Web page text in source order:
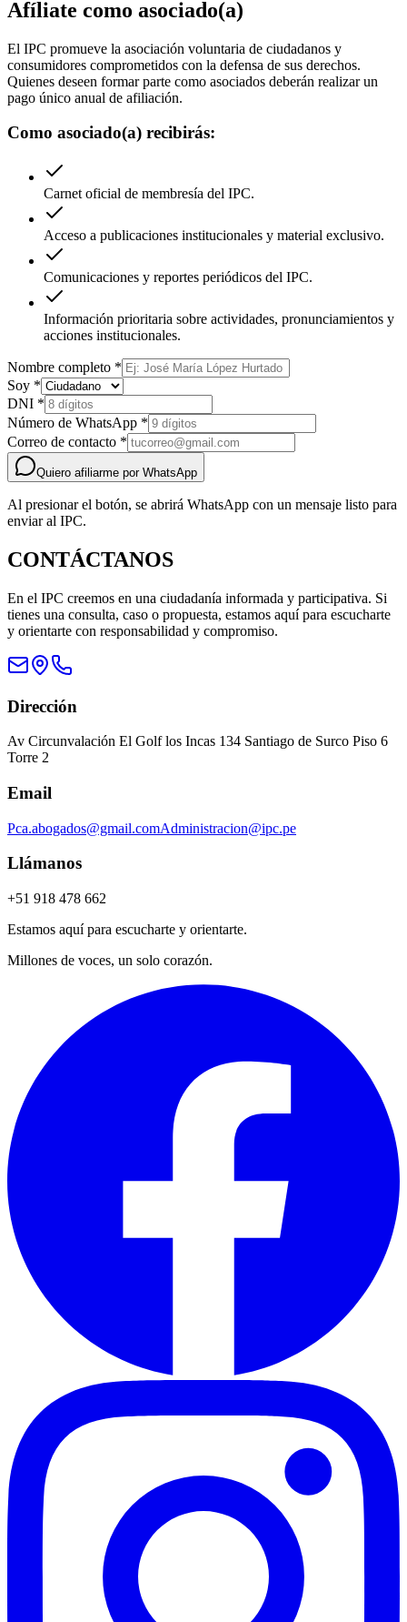
Afíliate como asociado(a)
El IPC promueve la asociación voluntaria de ciudadanos y
consumidores comprometidos con la defensa de sus derechos.
Quienes deseen formar parte como asociados deberán realizar un
pago único anual de afiliación.
Como asociado(a) recibirás:
Carnet oficial de membresía del IPC.
Acceso a publicaciones institucionales y material exclusivo.
Comunicaciones y reportes periódicos del IPC.
Información prioritaria sobre actividades, pronunciamientos y
acciones institucionales.
Nombre completo *
Soy *
DNI *
Número de WhatsApp *
Correo de contacto *
Quiero afiliarme por WhatsApp
Al presionar el botón, se abrirá WhatsApp con un mensaje listo para
enviar al IPC.
CONTÁCTANOS
En el IPC creemos en una ciudadanía informada y participativa. Si
tienes una consulta, caso o propuesta, estamos aquí para escucharte
y orientarte con responsabilidad y compromiso.
Dirección
Av Circunvalación El Golf los Incas 134 Santiago de Surco Piso 6
Torre 2
Email
Pca.abogados@gmail.comAdministracion@ipc.pe
Llámanos
+51 918 478 662
Estamos aquí para escucharte y orientarte.
Millones de voces, un solo corazón.